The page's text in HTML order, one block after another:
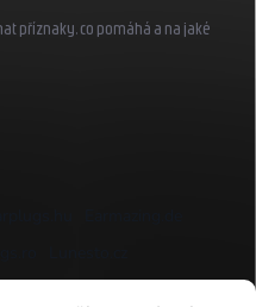
příznaky, co pomáhá a na jaké